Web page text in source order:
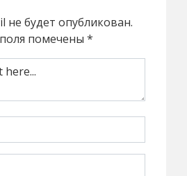
не будет опубликован.
помечены *